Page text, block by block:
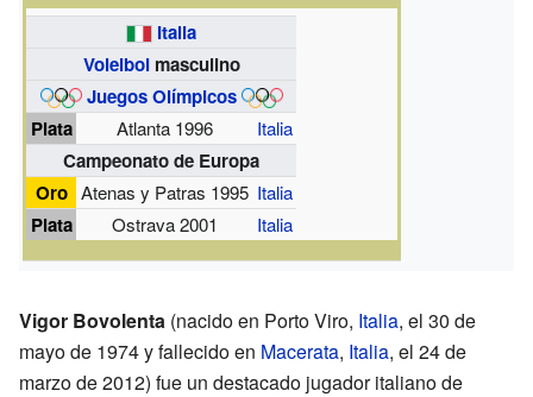
Italia
Voleibolmasculino
Juegos Olímpicos
Plata
Atlanta 1996 Italia
Campeonato de Europa
Oro Atenas y Patras 1995 Italia
Plata Ostrava 2001 Italia
Vigor Bovolenta (nacido en Porto Viro, Italia, el 30 de
mayo de 1974 y fallecido en Macerata, Italia, el 24 de
marzo de 2012) fue un destacado jugador italiano de